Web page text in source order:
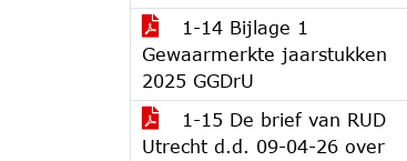
1-14 Bijlage 1
Gewaarmerkte jaarstukken
2025 GGDrU
1-15 De brief van RUD
Utrecht d.d. 09-04-26 over